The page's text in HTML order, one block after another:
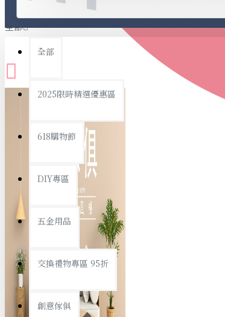
文具收納
書寫用品
衛浴用品
個人衛浴用品
浴室置物/收納
全部
全部
2025限時精選優惠區
618購物節
DIY專區
五金用品
交換禮物專區 95折
創意傢俱